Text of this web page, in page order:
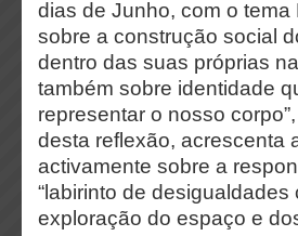
dias de Junho, com o tema
sobre a construção social
dentro das suas próprias
também sobre identidade
representar o nosso
desta reflexão, acrescenta
activamente sobre a
“labirinto de
exploração do espaço e